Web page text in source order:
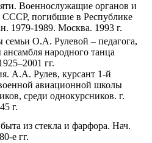
Военнослужащие органов и
погибшие в Республике
1979-1989. Москва. 1993 г.
семьи О.А. Рулевой – педагога,
народного танца
гг.
А.А. Рулев, курсант 1-й
авиационной школы
среди однокурсников. г.
г.
из стекла и фарфора. Нач.
е гг.